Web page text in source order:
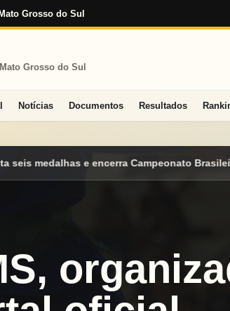
Grosso do Sul
Grosso do Sul
Notícias Documentos Resultados
Brasileiro Cadete 2026 entre os